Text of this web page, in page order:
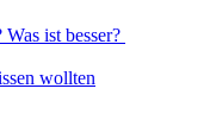
ist besser?
wollten